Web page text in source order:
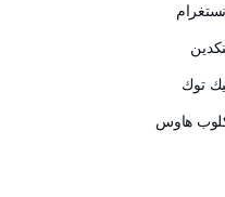
توك
هاوس